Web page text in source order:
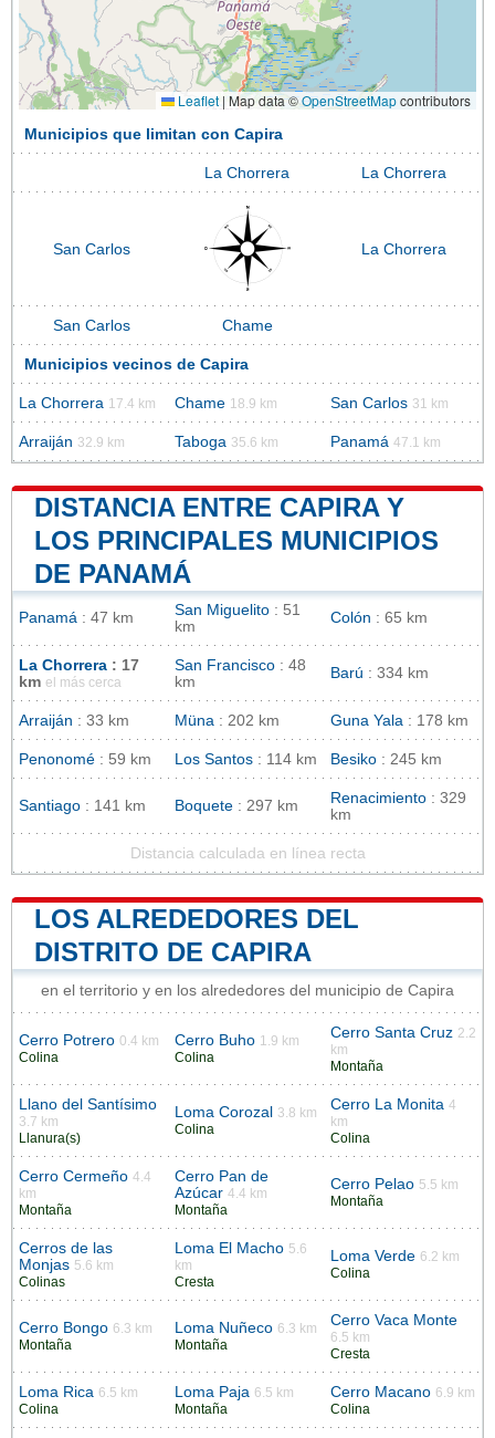
Leaflet | Map data ©OpenStreetMapcontributors
Municipios que limitan con Capira
La Chorrera La Chorrera
San Carlos La Chorrera
San Carlos Chame
Municipios vecinos de Capira
La Chorrera 17.4 km Chame 18.9 km San Carlos 31 km
Arraiján 32.9 km Taboga 35.6 km Panamá 47.1 km
DISTANCIA ENTRE CAPIRA Y
LOS PRINCIPALES MUNICIPIOS
DE PANAMÁ
Panamá : 47 km San Miguelito : 51
km
Colón : 65 km
La Chorrera : 17
km el más cerca
San Francisco : 48
km
Barú : 334 km
Arraiján : 33 km Müna : 202 km Guna Yala : 178 km
Penonomé : 59 km Los Santos : 114 km Besiko : 245 km
Santiago : 141 km Boquete : 297 km Renacimiento : 329
km
Distancia calculada en línea recta
LOS ALREDEDORES DEL
DISTRITO DE CAPIRA
en el territorio y en los alrededores del municipio de Capira
Cerro Potrero 0.4 km
Colina
Cerro Buho 1.9 km
Colina
Cerro Santa Cruz 2.2
km
Montaña
Llano del Santísimo
3.7 km
Llanura(s)
Loma Corozal
3.8 km
Colina
Cerro La Monita 4
km
Colina
Cerro Cermeño 4.4
km
Montaña
Cerro Pan de
Azúcar 4.4 km
Montaña
Cerro Pelao 5.5 km
Montaña
Cerros de las
Monjas 5.6 km
Colinas
Loma El Macho 5.6
km
Cresta
Loma Verde 6.2 km
Colina
Cerro Bongo 6.3 km
Montaña
Loma Nuñeco 6.3 km
Montaña
Cerro Vaca Monte
6.5 km
Cresta
Loma Rica 6.5 km
Colina
Loma Paja 6.5 km
Montaña
Cerro Macano 6.9 km
Colina